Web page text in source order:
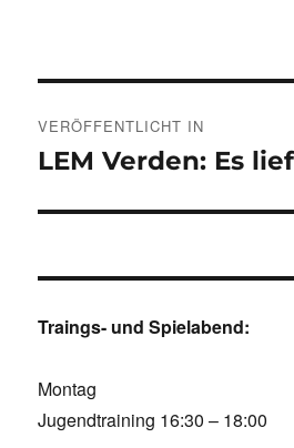
VERÖFFENTLICHT IN
LEM Verden: Es
Traings- und Spielabend:
Montag
Jugendtraining 16:30 – 18:00